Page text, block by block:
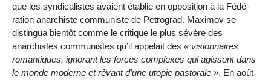
que les syndicalistes avaient établie en opposition à la Fédé­
ration anarchiste communiste de Petrograd. Maximov se
distingua bien­tôt comme le critique le plus sévère des
anarchistes communistes qu’il appe­lait des
visionnaires
romantiques, ignorant les forces complexes qui agis­sent dans
le monde moderne et rêvant d’une utopie pastorale
. En août